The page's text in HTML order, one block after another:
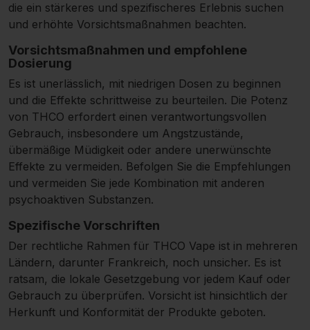
die ein stärkeres und spezifischeres Erlebnis suchen
und erhöhte Vorsichtsmaßnahmen beachten.
Vorsichtsmaßnahmen und empfohlene
Dosierung
Es ist unerlässlich, mit niedrigen Dosen zu beginnen
und die Effekte schrittweise zu beurteilen. Die Potenz
von THCO erfordert einen verantwortungsvollen
Gebrauch, insbesondere um Angstzustände,
übermäßige Müdigkeit oder andere unerwünschte
Effekte zu vermeiden. Befolgen Sie die Empfehlungen
und vermeiden Sie jede Kombination mit anderen
psychoaktiven Substanzen.
Spezifische Vorschriften
Der rechtliche Rahmen für THCO Vape ist in mehreren
Ländern, darunter Frankreich, noch unsicher. Es ist
ratsam, die lokale Gesetzgebung vor jedem Kauf oder
Gebrauch zu überprüfen. Vorsicht ist hinsichtlich der
Herkunft und Konformität der Produkte geboten.